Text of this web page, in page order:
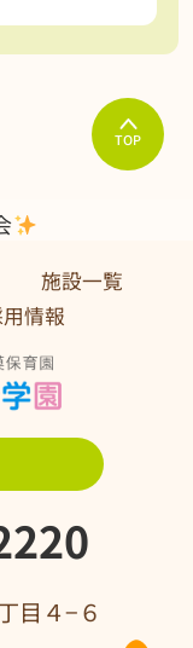
TOP
施設一覧
情報
目４−６